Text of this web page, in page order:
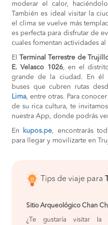
moderar el calor,
También es ideal visitar la
el clima se vuelve más
es perfecta para disfrutar de
cuales fomentan actividades
El Terminal Terrestre de
E. Velasco 1026, en el
grande de la ciudad. En él
buses que cubren rutas
Lima, entre otras. Para
de su rica cultura, te
nuestra App, donde podrás
En kupos.pe, encontrarás
para llegar y movilizarte en
Tips de viaje para
Sitio Arqueológico Chan
¿Te gustaría visitar la